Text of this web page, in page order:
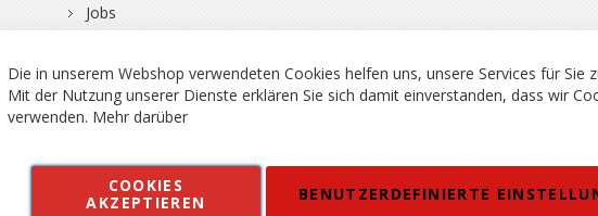
Jobs
Vertrag widerrufen Kontakt AGB Datenschutz
Die in unserem Webshop verwendeten Cookies helfen uns, unsere Services für Sie
Mit der Nutzung unserer Dienste erklären Sie sich damit einverstanden, dass wir
verwenden. Mehr darüber
COOKIES
AKZEPTIEREN
BENUTZERDEFINIERTE